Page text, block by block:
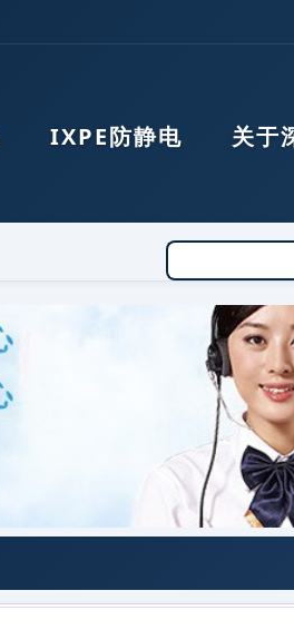
IXPE防静电 关于